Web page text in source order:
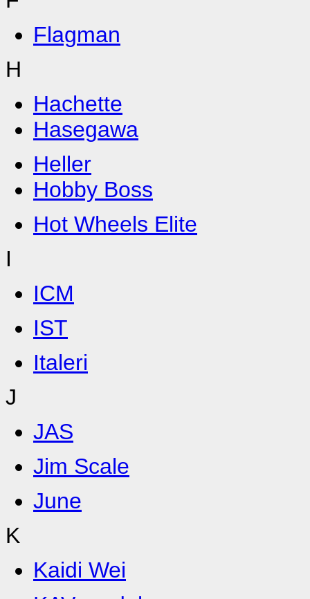
Flagman
H
Hachette
Hasegawa
Heller
Hobby Boss
Hot Wheels Elite
I
ICM
IST
Italeri
J
JAS
Jim Scale
June
K
Kaidi Wei